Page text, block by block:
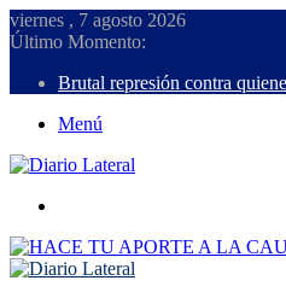
viernes , 7 agosto 2026
Último Momento:
Brutal represión contra
Menú